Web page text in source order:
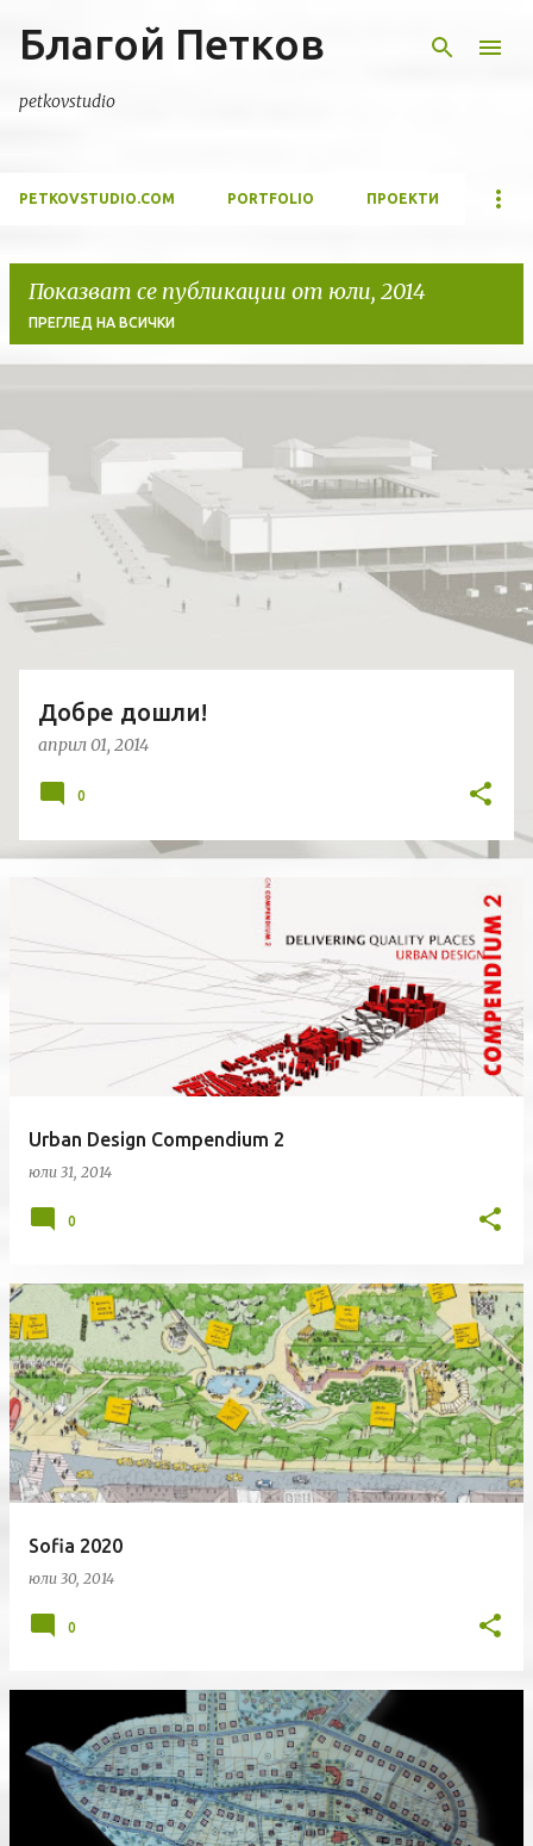
Пропускане към основното съдържание
Благой Петков
petkovstudio
PETKOVSTUDIO.COM PORTFOLIO ПРОЕКТИ
Показват се публикации от юли, 2014
ПРЕГЛЕД НА ВСИЧКИ
у
к
а
Добре дошли!
април 01, 2014
0
Urban Design Compendium 2
юли 31, 2014
0
Sofia 2020
юли 30, 2014
0